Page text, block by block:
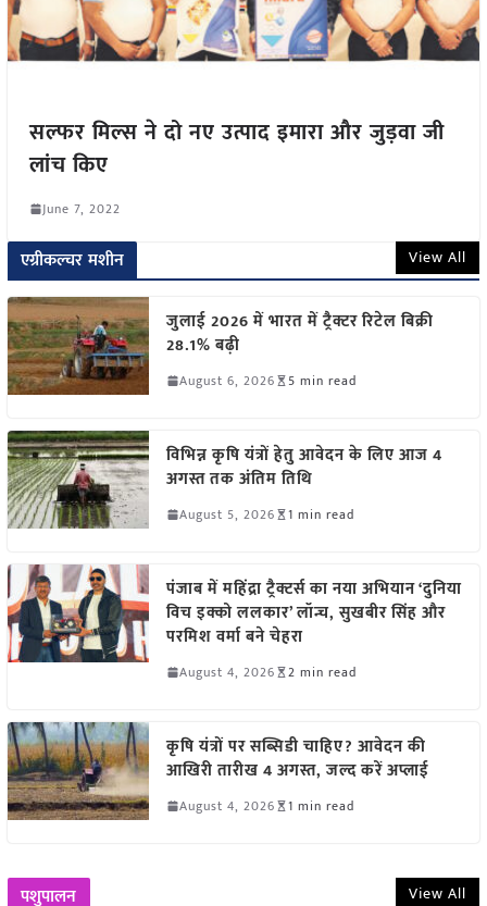
सल्फर मिल्स ने दो नए उत्पाद इमारा और जुड़वा जी
लांच किए
June 7, 2022
एग्रीकल्चर मशीन View All
जुलाई 2026 में भारत में ट्रैक्टर रिटेल बिक्री
28.1% बढ़ी
August 6, 2026 5 min read
विभिन्न कृषि यंत्रों हेतु आवेदन के लिए आज 4
अगस्त तक अंतिम तिथि
August 5, 2026 1 min read
पंजाब में महिंद्रा ट्रैक्टर्स का नया अभियान ‘दुनिया
विच इक्को ललकार’ लॉन्च, सुखबीर सिंह और
परमिश वर्मा बने चेहरा
August 4, 2026 2 min read
कृषि यंत्रों पर सब्सिडी चाहिए? आवेदन की
आखिरी तारीख 4 अगस्त, जल्द करें अप्लाई
August 4, 2026 1 min read
पशुपालन View All